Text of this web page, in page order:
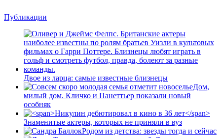
Публикации
Двое из ларца: самые известные близнецы
Дом,
милый дом. Кличко и Панеттьер показали новый
особняк
Знаменитые актеры, которых не приняли в вуз
Родом из детства: звезды тогда и сейчас